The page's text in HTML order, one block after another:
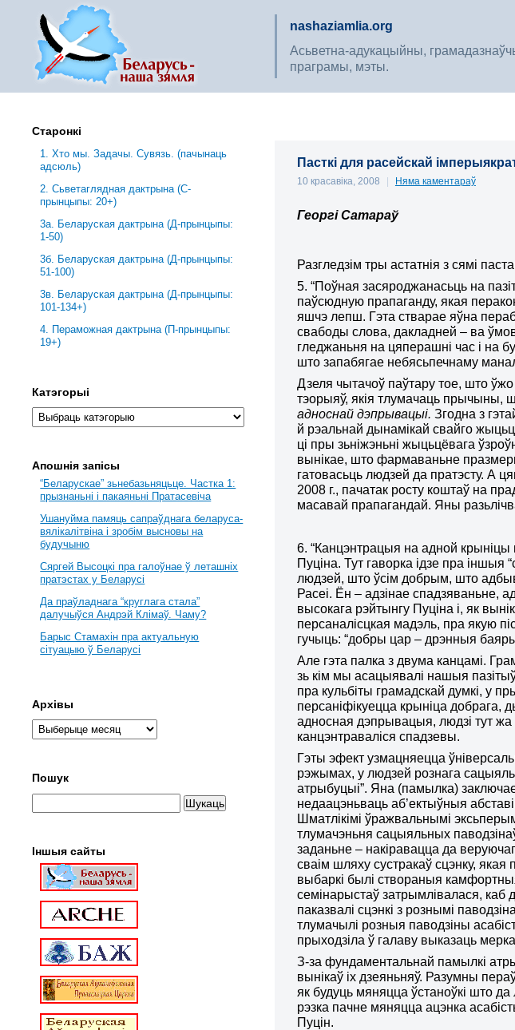
nashaziamlia.org
Асьветна-адукацыйны, грамадазнаўчы
праграмы, мэты.
Пасткі для расейскай
10 красавіка, 2008 | Няма каментараў
Георгі Сатараў
Разгледзім тры астатнія з сямі
5. “Поўная засяроджанасьць на
паўсюдную прапаганду, якая
яшчэ лепш. Гэта стварае яўна
свабоды слова, дакладней – ва
гледжаньня на цяперашні час і на
што запабягае небясьпечнаму
Дзеля чытачоў паўтару тое, што
тэорыяў, якія тлумачаць прычыны,
адноснай дэпрывацыі. Згодна з
й рэальнай дынамікай свайго
ці пры зьніжэньні жыцьцёвага
вынікае, што фармаваньне
гатовасьць людзей да пратэсту. А
2008 г., пачатак росту коштаў на
масавай прапагандай. Яны
6. “Канцэнтрацыя на адной крыніцы
Пуціна. Тут гаворка ідзе пра
людзей, што ўсім добрым, што
Расеі. Ён – адзінае спадзяваньне,
высокага рэйтынгу Пуціна і, як
персаналісцкая мадэль, пра якую
гучыць: “добры цар – дрэнныя
Але гэта палка з двума канцамі.
зь кім мы асацыявалі нашыя
пра кульбіты грамадскай думкі, у
персаніфікуецца крыніца добрага,
адносная дэпрывацыя, людзі тут жа
канцэнтраваліся спадзевы.
Гэты эфект узмацняецца
рэжымах, у людзей рознага
атрыбуцыі”. Яна (памылка)
недаацэньваць аб’ектыўныя
Шматлікімі ўражвальнымі
тлумачэньня сацыяльных
заданьне – накіравацца да
сваім шляху сустракаў сцэнку, якая
выбаркі былі створаныя
семінарыстаў затрымлівалася, каб
паказвалі сцэнкі з рознымі
тлумачылі розныя паводзіны
прыходзіла ў галаву выказаць
З-за фундаментальнай памылкі
вынікаў іх дзеяньняў. Разумны
як будуць мяняцца ўстаноўкі што
рэзка пачне мяняцца ацэнка
Пуцін.
Старонкі
1. Хто мы. Задачы. Сувязь. (пачынаць
адсюль)
2. Сьветаглядная дактрына (С-
прынцыпы: 20+)
3a. Беларуская дактрына (Д-прынцыпы:
1-50)
3б. Беларуская дактрына (Д-прынцыпы:
51-100)
3в. Беларуская дактрына (Д-прынцыпы:
101-134+)
4. Пераможная дактрына (П-прынцыпы:
19+)
Катэгорыі
Апошнія запісы
“Беларускае” зьнебазьняцьце. Частка 1:
прызнаньні і пакаяньні Пратасевіча
Ушануйма памяць сапраўднага беларуса-
вялікалітвіна і зробім высновы на
будучыню
Сяргей Высоцкі пра галоўнае ў леташніх
пратэстах у Беларусі
Да праўладнага “круглага стала”
далучыўся Андрэй Клімаў. Чаму?
Барыс Стамахін пра актуальную
сітуацыю ў Беларусі
Архівы
Пошук
Іншыя сайты